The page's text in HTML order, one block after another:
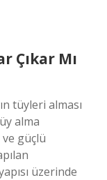
Çıkar Mı
tüyleri alması
alma
güçlü
üzerinde